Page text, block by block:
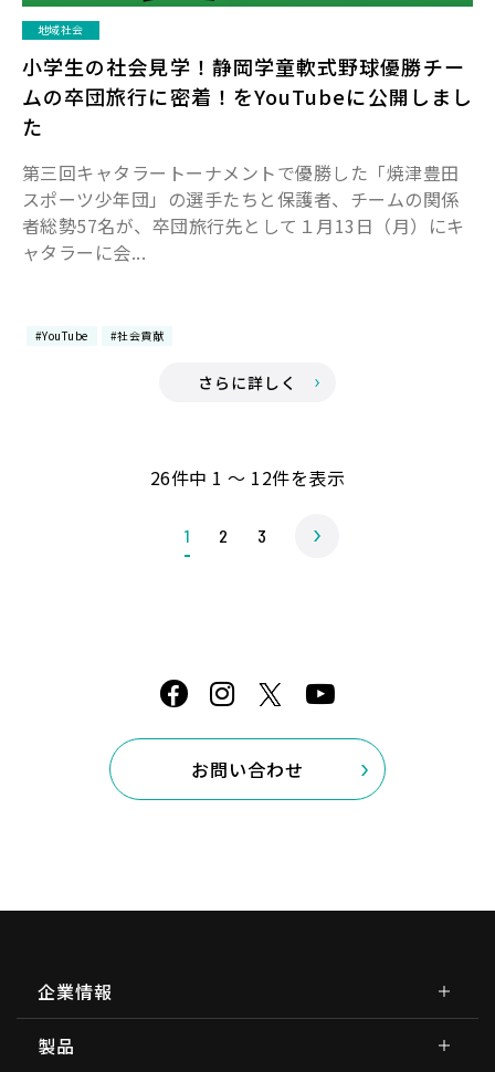
地域社会
小学生の社会見学！静岡学童軟式野球優勝チー
ムの卒団旅行に密着！をYouTubeに公開しまし
た
第三回キャタラートーナメントで優勝した「焼津豊田
スポーツ少年団」の選手たちと保護者、チームの関係
者総勢57名が、卒団旅行先として１月13日（月）にキ
ャタラーに会...
#YouTube #社会貢献
さらに詳しく
26件中 1 ～ 12件を表示
1 2 3
お問い合わせ
企業情報
製品